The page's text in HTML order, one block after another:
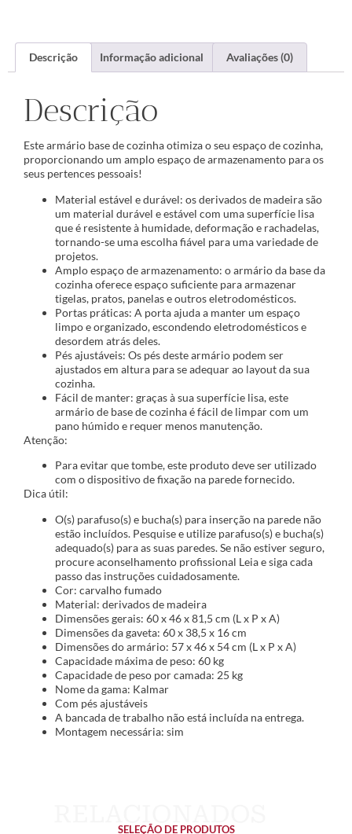
Descrição Informação adicional Avaliações (0)
Descrição
Este armário base de cozinha otimiza o seu espaço de cozinha,
proporcionando um amplo espaço de armazenamento para os
seus pertences pessoais!
Material estável e durável: os derivados de madeira são
um material durável e estável com uma superfície lisa
que é resistente à humidade, deformação e rachadelas,
tornando-se uma escolha fiável para uma variedade de
projetos.
Amplo espaço de armazenamento: o armário da base da
cozinha oferece espaço suficiente para armazenar
tigelas, pratos, panelas e outros eletrodomésticos.
Portas práticas: A porta ajuda a manter um espaço
limpo e organizado, escondendo eletrodomésticos e
desordem atrás deles.
Pés ajustáveis: Os pés deste armário podem ser
ajustados em altura para se adequar ao layout da sua
cozinha.
Fácil de manter: graças à sua superfície lisa, este
armário de base de cozinha é fácil de limpar com um
pano húmido e requer menos manutenção.
Atenção:
Para evitar que tombe, este produto deve ser utilizado
com o dispositivo de fixação na parede fornecido.
Dica útil:
O(s) parafuso(s) e bucha(s) para inserção na parede não
estão incluídos. Pesquise e utilize parafuso(s) e bucha(s)
adequado(s) para as suas paredes. Se não estiver seguro,
procure aconselhamento profissional Leia e siga cada
passo das instruções cuidadosamente.
Cor: carvalho fumado
Material: derivados de madeira
Dimensões gerais: 60 x 46 x 81,5 cm (L x P x A)
Dimensões da gaveta: 60 x 38,5 x 16 cm
Dimensões do armário: 57 x 46 x 54 cm (L x P x A)
Capacidade máxima de peso: 60 kg
Capacidade de peso por camada: 25 kg
Nome da gama: Kalmar
Com pés ajustáveis
A bancada de trabalho não está incluída na entrega.
Montagem necessária: sim
SELEÇÃO DE PRODUTOS